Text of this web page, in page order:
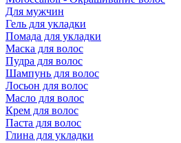
Для мужчин
Гель для укладки
Помада для укладки
Маска для волос
Пудра для волос
Шампунь для волос
Лосьон для волос
Масло для волос
Крем для волос
Паста для волос
Глина для укладки